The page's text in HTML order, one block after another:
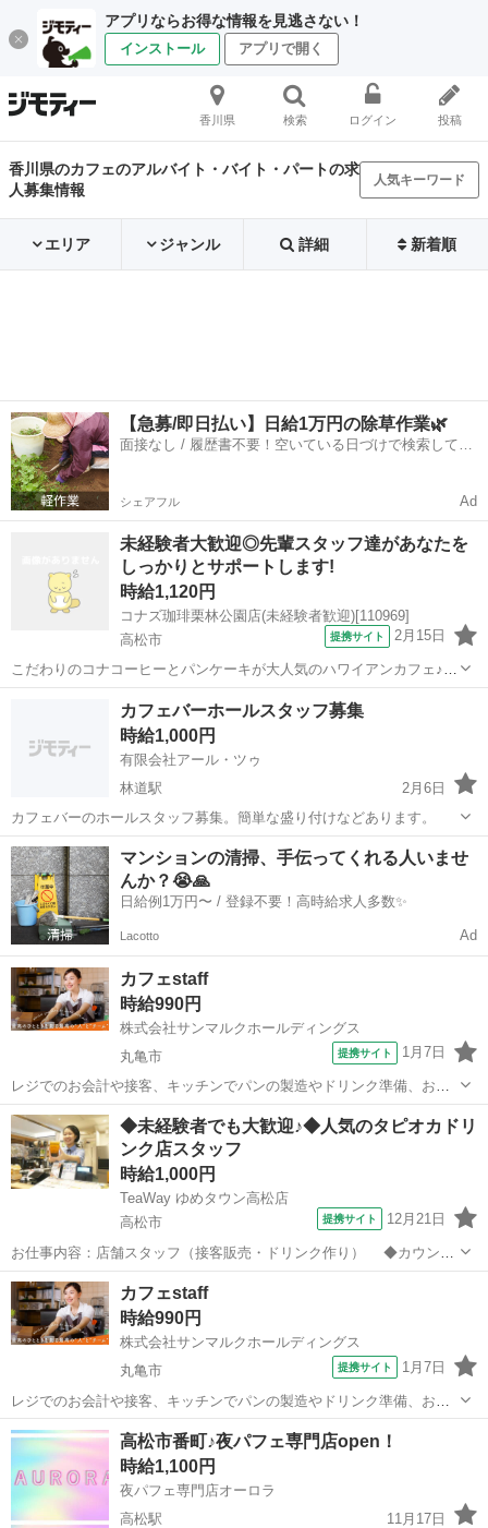
アプリならお得な情報を見逃さない！
インストール アプリで開く
香川県 検索 ログイン 投稿
香川県のカフェのアルバイト・バイト・パートの求
人募集情報
人気キーワード
エリア ジャンル 詳細 新着順
【急募/即日払い】日給1万円の除草作業🌿
面接なし / 履歴書不要！空いている日づけで検索して即
シェアフル Ad
未経験者大歓迎◎先輩スタッフ達があなたを
しっかりとサポートします!
時給1,120円
コナズ珈琲栗林公園店(未経験者歓迎)[110969]
高松市
提携サイト 2月15日
こだわりのコナコーヒーとパンケーキが大人気のハワイアンカフェ♪
日常を少し離れ、「ハワイ」を感じながらゆったり過ごせる、落ち着
いた雰囲気のお店です。 働きやすい環境づくりにもこだわり、居心地
の良さは抜群◎ 働く曜日やシフト...
カフェバーホールスタッフ募集
時給1,000円
有限会社アール・ツゥ
林道駅
2月6日
カフェバーのホールスタッフ募集。簡単な盛り付けなどあります。
香川 高松市 カフェ スタッフ
マンションの清掃、手伝ってくれる人いませ
んか？😭🙏
日給例1万円〜 / 登録不要！高時給求人多数✨
Lacotto Ad
カフェstaff
時給990円
株式会社サンマルクホールディングス
丸亀市
提携サイト 1月7日
レジでのお会計や接客、キッチンでパンの製造やドリンク準備、お出
迎えや席へのご案内などを行います。 アルバイト,パート 従業員割引
あり 扶養枠内調整可 昇給 社会保険制度 店舗責任者へ昇格あり（責任
者手当支給） 研修あり（...
香川 丸亀市 カフェ
◆未経験者でも大歓迎♪◆人気のタピオカドリ
ンク店スタッフ
時給1,000円
TeaWay ゆめタウン高松店
高松市
提携サイト 12月21日
お仕事内容：店舗スタッフ（接客販売・ドリンク作り） ◆カウンタ
ーでのオーダー対応、レジ業務 ◆シェイカーを使ったドリンク作り
◆タピオカ等の仕込み ◆店内の環境整備、ディスプレイ、清掃 な
どをご担当いただきます。 ...
香川 高松市
カフェstaff
時給990円
株式会社サンマルクホールディングス
丸亀市
提携サイト 1月7日
レジでのお会計や接客、キッチンでパンの製造やドリンク準備、お出
迎えや席へのご案内などを行います。 アルバイト,パート 従業員割引
あり 扶養枠内調整可 昇給 社会保険制度 店舗責任者へ昇格あり（責任
者手当支給） 研修あり（...
香川 丸亀市 カフェ
高松市番町♪夜パフェ専門店open！
時給1,100円
夜パフェ専門店オーロラ
高松駅
11月17日